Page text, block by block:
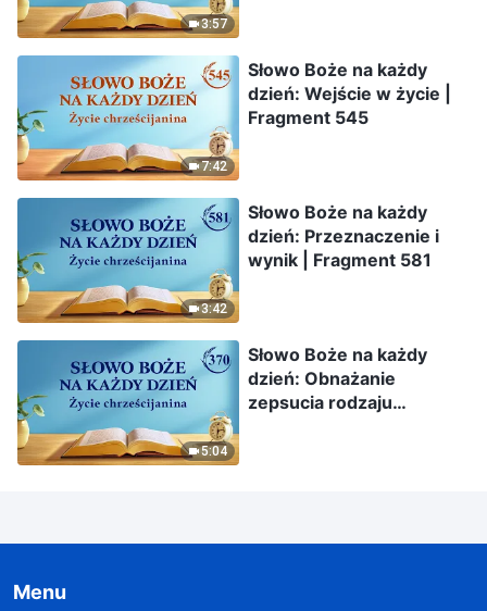
3:57
7:42
Słowo Boże na każdy
dzień: Wejście w życie |
Fragment 545
3:42
Słowo Boże na każdy
dzień: Przeznaczenie i
wynik | Fragment 581
5:04
Słowo Boże na każdy
dzień: Obnażanie
zepsucia rodzaju
Menu